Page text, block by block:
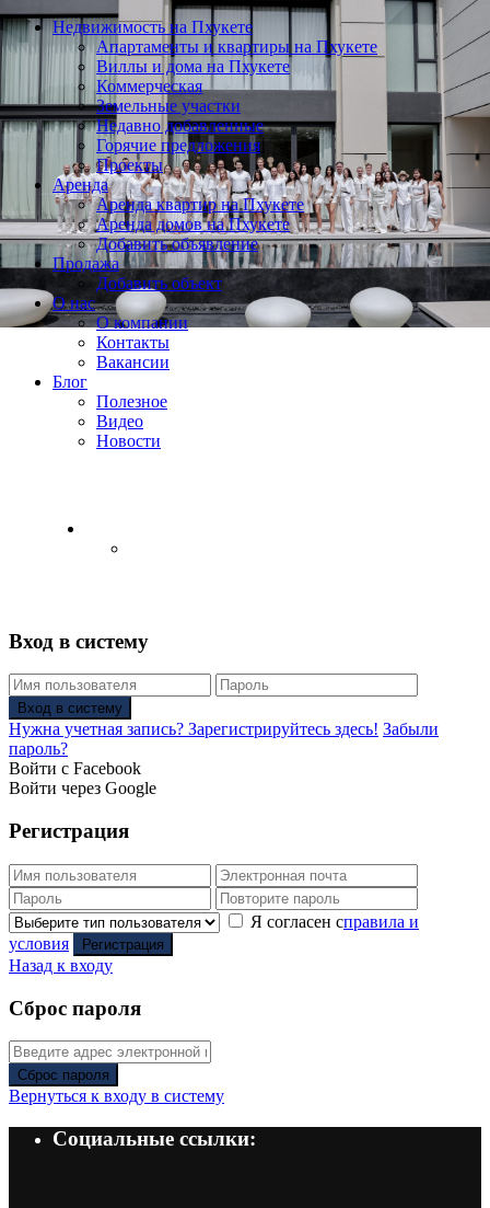
Недвижимость на Пхукете
Апартаменты и квартиры на Пхукете
Виллы и дома на Пхукете
Коммерческая
Земельные участки
Недавно добавленные
Горячие предложения
Проекты
Аренда
Аренда квартир на Пхукете
Аренда домов на Пхукете
Добавить объявление
Продажа
Добавить объект
О нас
О компании
Контакты
Вакансии
Блог
Полезное
Видео
Новости
Вход в систему
Вход в систему
Нужна учетная запись? Зарегистрируйтесь здесь! Забыли
пароль?
Войти с Facebook
Войти через Google
Регистрация
Я согласен справила и
условия
Регистрация
Назад к входу
Сброс пароля
Сброс пароля
Вернуться к входу в систему
Социальные ссылки: